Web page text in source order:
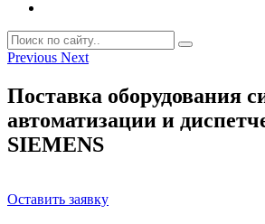
Previous Next
Поставка оборудования
автоматизации и
SIEMENS
Оставить заявку